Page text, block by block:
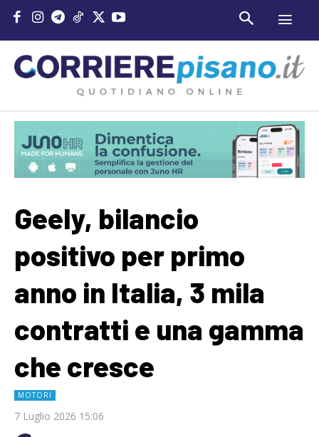
Geely, bilancio
positivo per primo
anno in Italia, 3 mila
contratti e una gamma
che cresce
MOTORI
7 Luglio 2026 15:06